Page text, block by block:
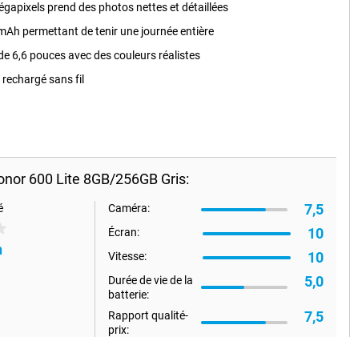
prend des photos nettes et détaillées
permettant de tenir une journée entière
6,6 pouces avec des couleurs réalistes
sans fil
600 Lite 8GB/256GB Gris:
Caméra: 7,5
Écran: 10
Vitesse: 10
Durée de vie de la
batterie:
5,0
Rapport qualité-
prix:
7,5